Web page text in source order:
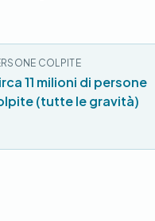
COLPITE
11 milioni di persone
(tutte le gravità)